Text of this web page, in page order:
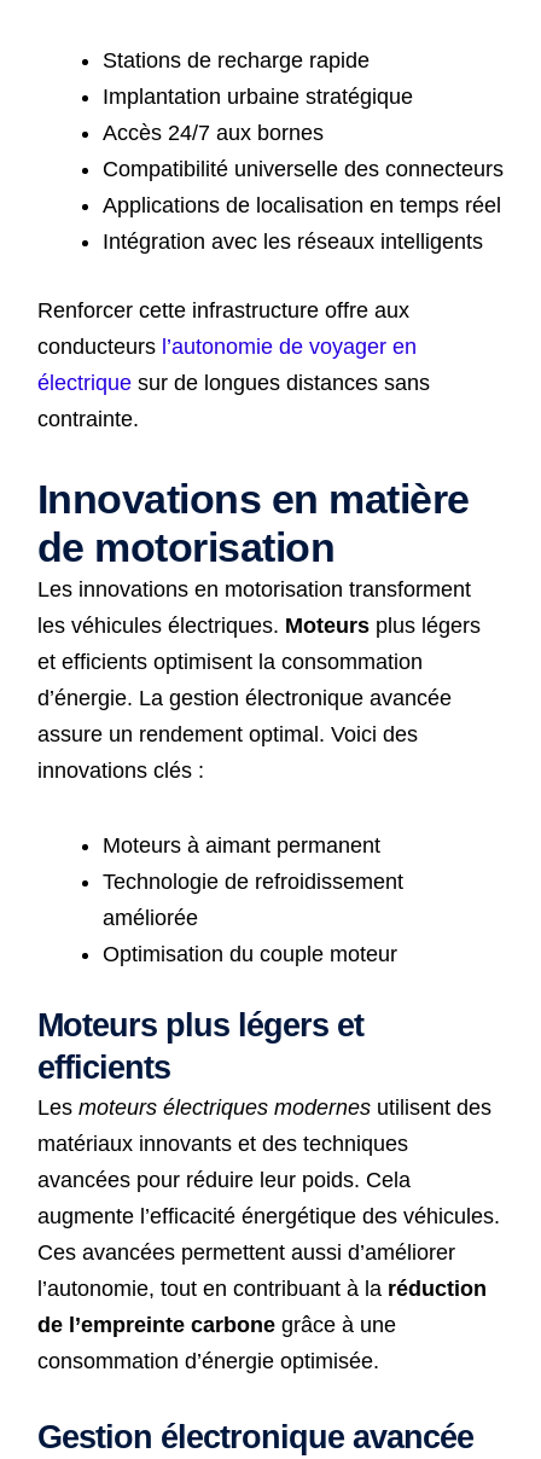
Stations de recharge rapide
Implantation urbaine stratégique
Accès 24/7 aux bornes
Compatibilité universelle des connecteurs
Applications de localisation en temps réel
Intégration avec les réseaux intelligents
Renforcer cette infrastructure offre aux
conducteurs l’autonomie de voyager en
électriquesur de longues distances sans
contrainte.
Innovations en matière
de motorisation
Les innovations en motorisation transforment
les véhicules électriques. Moteursplus légers
et efficients optimisent la consommation
d’énergie. La gestion électronique avancée
assure un rendement optimal. Voici des
innovations clés :
Moteurs à aimant permanent
Technologie de refroidissement
améliorée
Optimisation du couple moteur
Moteurs plus légers et
efficients
Les moteurs électriques modernesutilisent des
matériaux innovants et des techniques
avancées pour réduire leur poids. Cela
augmente l’efficacité énergétique des véhicules.
Ces avancées permettent aussi d’améliorer
l’autonomie, tout en contribuant à la réduction
de l’empreinte carbonegrâce à une
consommation d’énergie optimisée.
Gestion électronique avancée